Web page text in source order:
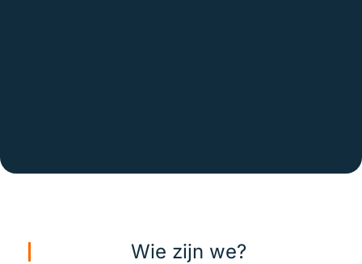
Wie zijn we?